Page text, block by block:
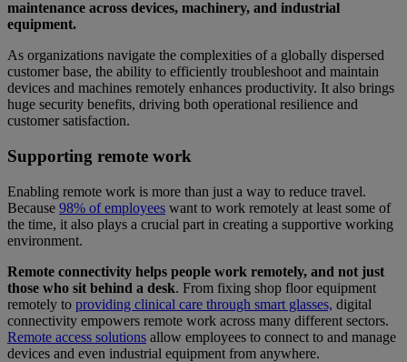
maintenance across devices, machinery, and industrial
equipment.
As organizations navigate the complexities of a globally dispersed
customer base, the ability to efficiently troubleshoot and maintain
devices and machines remotely enhances productivity. It also brings
huge security benefits, driving both operational resilience and
customer satisfaction.
Supporting remote work
Enabling remote work is more than just a way to reduce travel.
Because 98% of employees want to work remotely at least some of
the time, it also plays a crucial part in creating a supportive working
environment.
Remote connectivity helps people work remotely, and not just
those who sit behind a desk. From fixing shop floor equipment
remotely to providing clinical care through smart glasses, digital
connectivity empowers remote work across many different sectors.
Remote access solutions allow employees to connect to and manage
devices and even industrial equipment from anywhere.